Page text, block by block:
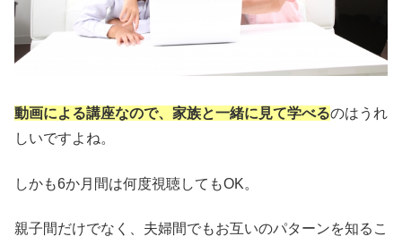
動画による講座なので、家族と一緒に見て学べるのはうれ
しいですよね。
しかも6か月間は何度視聴してもOK。
親子間だけでなく、夫婦間でもお互いのパターンを知るこ